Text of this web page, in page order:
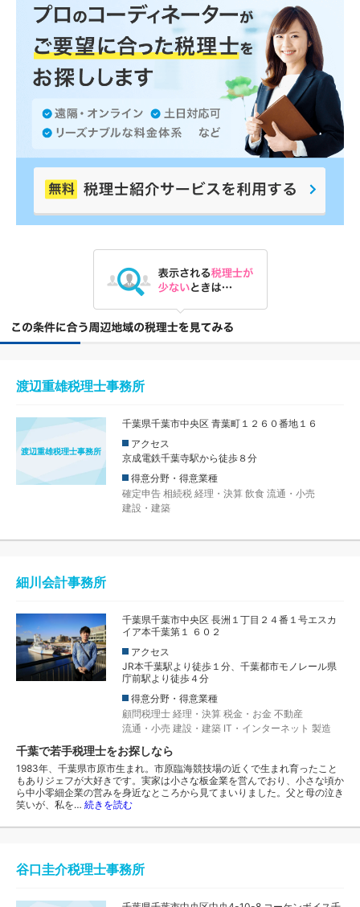
渡辺重雄税理士事務所
渡辺重雄税理士事務所
千葉県千葉市中央区 青葉町１２６０番地１６
アクセス
京成電鉄千葉寺駅から徒歩８分
得意分野・得意業種
確定申告 相続税 経理・決算 飲食 流通・小売
建設・建築
細川会計事務所
千葉県千葉市中央区 長洲１丁目２４番１号エスカ
イア本千葉第１ ６０２
アクセス
JR本千葉駅より徒歩１分、千葉都市モノレール県
庁前駅より徒歩４分
得意分野・得意業種
顧問税理士 経理・決算 税金・お金 不動産
流通・小売 建設・建築 IT・インターネット 製造
千葉で若手税理士をお探しなら
1983年、千葉県市原市生まれ。市原臨海競技場の近くで生まれ育ったこと
もありジェフが大好きです。実家は小さな板金業を営んでおり、小さな頃か
ら中小零細企業の営みを身近なところから見てまいりました。父と母の泣き
笑いが、私を… 続きを読む
谷口圭介税理士事務所